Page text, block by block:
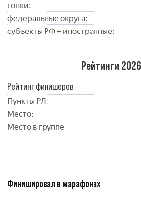
гонки:
федеральные округа:
субъекты РФ + иностранные:
Рейтинги 2026
Рейтинг финишеров
Пункты РЛ:
Место:
Место в группе
Финишировал в марафонах